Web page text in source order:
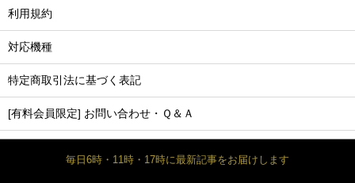
利用規約
対応機種
特定商取引法に基づく表記
[有料会員限定] お問い合わせ・Ｑ＆Ａ
毎日6時・11時・17時に最新記事をお届けします